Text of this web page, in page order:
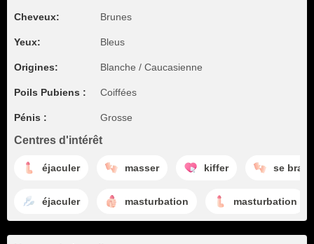
Cheveux: Brunes
Yeux: Bleus
Origines: Blanche / Caucasienne
Poils Pubiens : Coiffées
Pénis : Grosse
Centres d'intérêt
éjaculer masser kiffer se
éjaculer masturbation masturbation